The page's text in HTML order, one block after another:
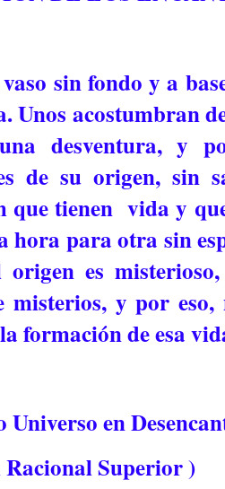
sin fondo y a
Unos acostumbran
desventura, y
de su origen, sin
que tienen vida y
hora para otra sin
origen es
misterios, y por
formación de esa
Universo en
Superior )